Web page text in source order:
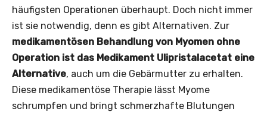
häufigsten Operationen überhaupt. Doch nicht immer
ist sie notwendig, denn es gibt Alternativen. Zur
medikamentösen Behandlung von Myomen ohne
Operation ist das Medikament Ulipristalacetat eine
Alternative, auch um die Gebärmutter zu erhalten.
Diese medikamentöse Therapie lässt Myome
schrumpfen und bringt schmerzhafte Blutungen